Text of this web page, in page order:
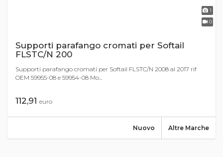
1
0
Supporti parafango cromati per Softail
FLSTC/N 200
Supporti parafango cromati per Softail FLSTC/N 2008 al 2017 rif
OEM 59955-08 e 59954-08 Mo...
112,91 euro
Altre Marche
Nuovo